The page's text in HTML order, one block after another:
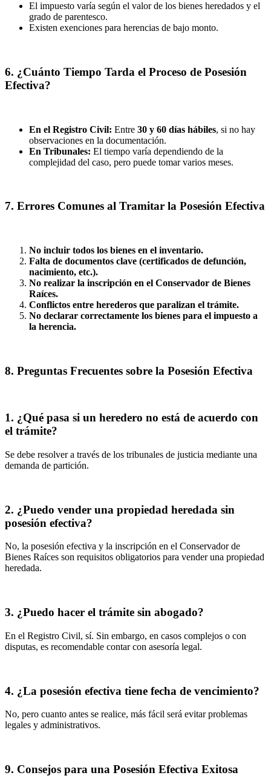
El impuesto varía según el valor de los bienes heredados y el
grado de parentesco.
Existen exenciones para herencias de bajo monto.
6. ¿Cuánto Tiempo Tarda el Proceso de Posesión
Efectiva?
En el Registro Civil: Entre 30 y 60 días hábiles, si no hay
observaciones en la documentación.
En Tribunales: El tiempo varía dependiendo de la
complejidad del caso, pero puede tomar varios meses.
7. Errores Comunes al Tramitar la Posesión Efectiva
No incluir todos los bienes en el inventario.
Falta de documentos clave (certificados de defunción,
nacimiento, etc.).
No realizar la inscripción en el Conservador de Bienes
Raíces.
Conflictos entre herederos que paralizan el trámite.
No declarar correctamente los bienes para el impuesto a
la herencia.
8. Preguntas Frecuentes sobre la Posesión Efectiva
1. ¿Qué pasa si un heredero no está de acuerdo con
el trámite?
Se debe resolver a través de los tribunales de justicia mediante una
demanda de partición.
2. ¿Puedo vender una propiedad heredada sin
posesión efectiva?
No, la posesión efectiva y la inscripción en el Conservador de
Bienes Raíces son requisitos obligatorios para vender una propiedad
heredada.
3. ¿Puedo hacer el trámite sin abogado?
En el Registro Civil, sí. Sin embargo, en casos complejos o con
disputas, es recomendable contar con asesoría legal.
4. ¿La posesión efectiva tiene fecha de vencimiento?
No, pero cuanto antes se realice, más fácil será evitar problemas
legales y administrativos.
9. Consejos para una Posesión Efectiva Exitosa